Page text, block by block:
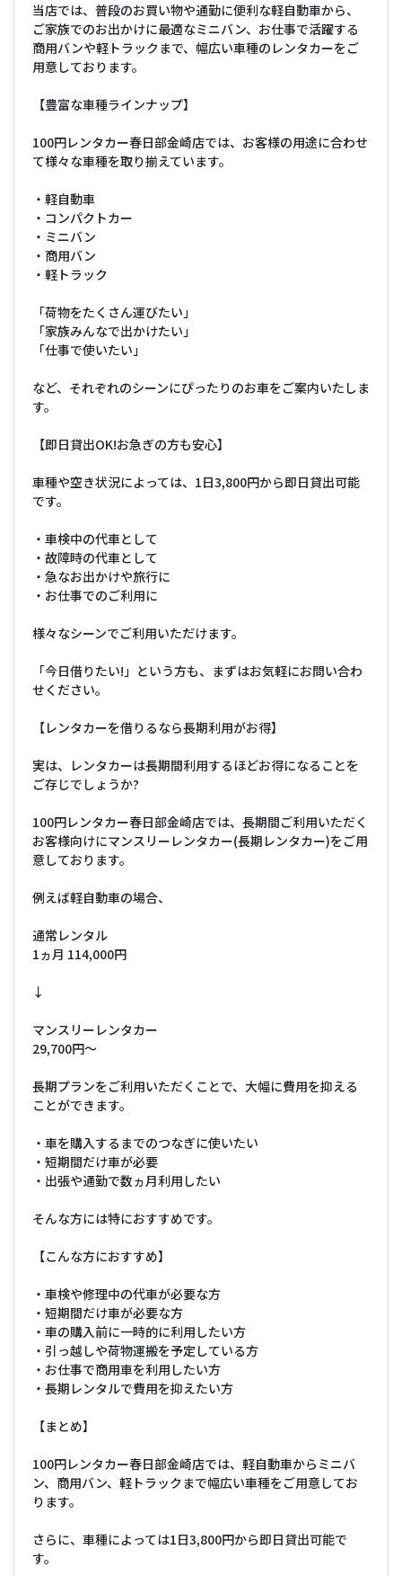
当店では、普段のお買い物や通勤に便利な軽自動車から、
ご家族でのお出かけに最適なミニバン、お仕事で活躍する
商用バンや軽トラックまで、幅広い車種のレンタカーをご
用意しております。
【豊富な車種ラインナップ】
100円レンタカー春日部金崎店では、お客様の用途に合わせ
て様々な車種を取り揃えています。
・軽自動車
・コンパクトカー
・ミニバン
・商用バン
・軽トラック
「荷物をたくさん運びたい」
「家族みんなで出かけたい」
「仕事で使いたい」
など、それぞれのシーンにぴったりのお車をご案内いたしま
す。
【即日貸出OK!お急ぎの方も安心】
車種や空き状況によっては、1日3,800円から即日貸出可能
です。
・車検中の代車として
・故障時の代車として
・急なお出かけや旅行に
・お仕事でのご利用に
様々なシーンでご利用いただけます。
「今日借りたい!」という方も、まずはお気軽にお問い合わ
せください。
【レンタカーを借りるなら長期利用がお得】
実は、レンタカーは長期間利用するほどお得になることを
ご存じでしょうか?
100円レンタカー春日部金崎店では、長期間ご利用いただく
お客様向けにマンスリーレンタカー(長期レンタカー)をご用
意しております。
例えば軽自動車の場合、
通常レンタル
1ヵ月 114,000円
↓
マンスリーレンタカー
29,700円〜
長期プランをご利用いただくことで、大幅に費用を抑える
ことができます。
・車を購入するまでのつなぎに使いたい
・短期間だけ車が必要
・出張や通勤で数ヵ月利用したい
そんな方には特におすすめです。
【こんな方におすすめ】
・車検や修理中の代車が必要な方
・短期間だけ車が必要な方
・車の購入前に一時的に利用したい方
・引っ越しや荷物運搬を予定している方
・お仕事で商用車を利用したい方
・長期レンタルで費用を抑えたい方
【まとめ】
100円レンタカー春日部金崎店では、軽自動車からミニバ
ン、商用バン、軽トラックまで幅広い車種をご用意してお
ります。
さらに、車種によっては1日3,800円から即日貸出可能で
す。